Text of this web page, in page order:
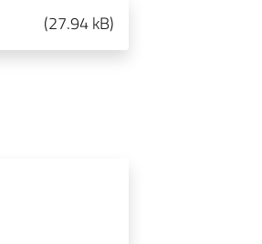
(27.94 kB)